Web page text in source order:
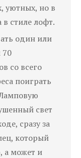
уютных, но в
в стиле лофт.
один или
70
со всего
поиграть
свет
сразу за
который
а может и